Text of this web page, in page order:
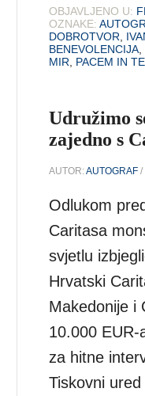
OBJAVLJENO U:
OZNAKE:
DOBROTVOR
BENEVOLENCIJA
MIR
PACEM IN
Udružimo
zajedno s
AUTOR:AUTOGRAF /
Odlukom
Caritasa
svjetlu
Hrvatski
Makedonije i
10.000
za hitne
Tiskovni ured